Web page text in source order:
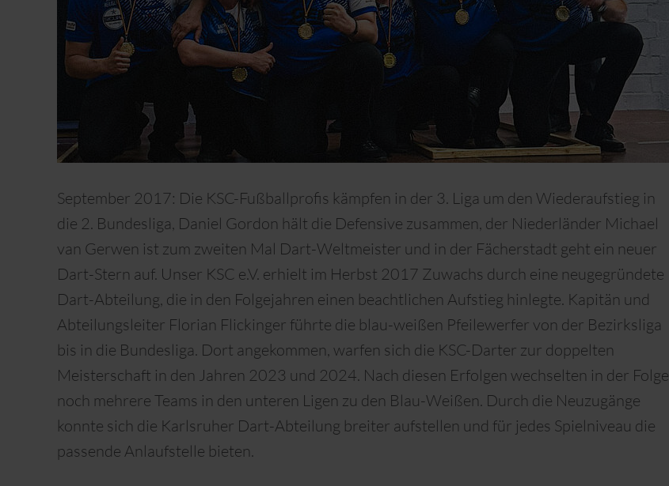
September 2017: Die KSC-Fußballprofis kämpfen in der 3. Liga um den Wiederaufstieg in
die 2. Bundesliga, Daniel Gordon hält die Defensive zusammen, der Niederländer Michael
van Gerwen ist zum zweiten Mal Dart-Weltmeister und in der Fächerstadt geht ein neuer
Dart-Stern auf. Unser KSC e.V. erhielt im Herbst 2017 Zuwachs durch eine neugegründete
Dart-Abteilung, die in den Folgejahren einen beachtlichen Aufstieg hinlegte. Kapitän und
Abteilungsleiter Florian Flickinger führte die blau-weißen Pfeilewerfer von der Bezirksliga
bis in die Bundesliga. Dort angekommen, warfen sich die KSC-Darter zur doppelten
Meisterschaft in den Jahren 2023 und 2024. Nach diesen Erfolgen wechselten in der Folge
noch mehrere Teams in den unteren Ligen zu den Blau-Weißen. Durch die Neuzugänge
konnte sich die Karlsruher Dart-Abteilung breiter aufstellen und für jedes Spielniveau die
passende Anlaufstelle bieten.